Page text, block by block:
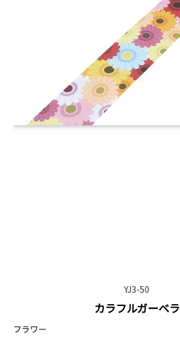
YJ3-50
カラフルガーベラ
フラワー